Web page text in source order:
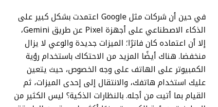
في حين أن شركات مثل Google اعتمدت بشكل كبير على
الذكاء الاصطناعي على أجهزة Pixel عن طريق Gemini،
إلا أن اعتماده كان فاترًا؛ الميزات جديدة والوعي لا يزال
منخفضا. هناك أيضًا المزيد من الاحتكاك باستخدام رؤية
الكمبيوتر على الهاتف على وجه الخصوص، حيث يتعين
عليك استخدام هاتفك، والانتقال إلى إحدى الميزات، ثم
القيام بما أتيت من أجله. بالنظارات الذكية؟ ليس الكثير من